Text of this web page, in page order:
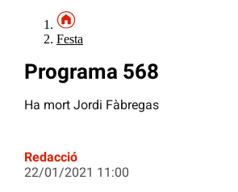
Festa
Programa 568
Ha mort Jordi Fàbregas
Redacció
22/01/2021 11:00